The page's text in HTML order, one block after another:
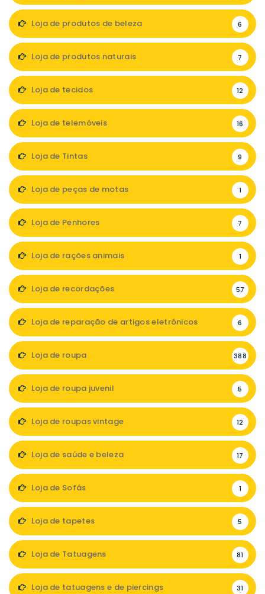
Loja de produtos de beleza 6
Loja de produtos naturais 7
Loja de tecidos 12
Loja de telemóveis 16
Loja de Tintas 9
Loja de peças de motas 1
Loja de Penhores 7
Loja de rações animais 1
Loja de recordações 57
Loja de reparação de artigos eletrónicos 6
Loja de roupa 388
Loja de roupa juvenil 5
Loja de roupas vintage 12
Loja de saúde e beleza 17
Loja de Sofás 1
Loja de tapetes 5
Loja de Tatuagens 81
Loja de tatuagens e de piercings 31